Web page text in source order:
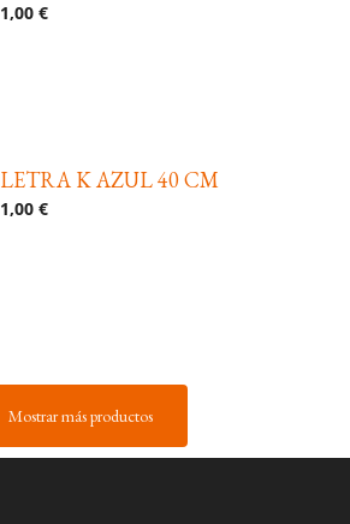
1,00 €
LETRA K AZUL 40 CM
1,00 €
Mostrar más productos